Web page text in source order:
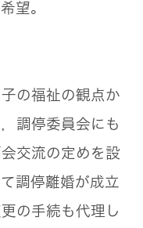
望。
の福祉の観点か
調停委員会にも
交流の定めを設
調停離婚が成立
の手続も代理し